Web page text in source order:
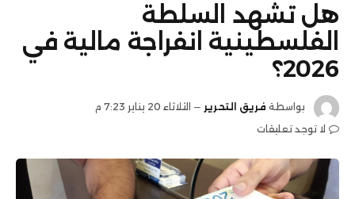
هل تشهد السلطة
الفلسطينية انفراجة مالية في
2026؟
بواسطة فريق التحرير
الثلاثاء 20 يناير 7:23 م
لا توجد تعليقات